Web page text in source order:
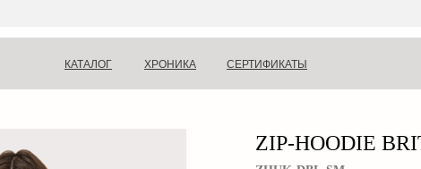
ХРОНИКА СЕРТИФИКАТЫ
КАТАЛОГ
ZIP-HOODIE